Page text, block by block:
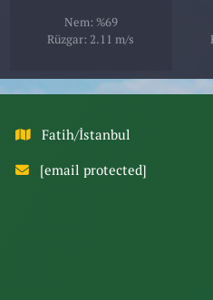
Nem: %69
Rüzgar: 2.11 m/s
Fatih/İstanbul
[email protected]